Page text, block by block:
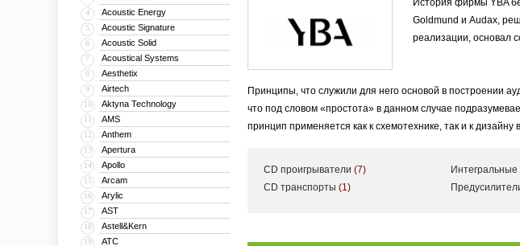
4 Acoustic Energy
5 Acoustic Signature
6 Acoustic Solid
7 Acoustical Systems
8 Aesthetix
9 Airtech
10 Aktyna Technology
11 AMS
12 Anthem
13 Apertura
14 Apollo
15 Arcam
16 Arylic
17 AST
18 Astell&Kern
19 ATC
История фирмы YBA
Goldmund и Audax,
реализации, основал
Принципы, что служили для него основой в построении
что под словом «простота» в данном случае
принцип применяется как к схемотехнике, так и к
CD проигрыватели (7)
CD транспорты (1)
Интегральные